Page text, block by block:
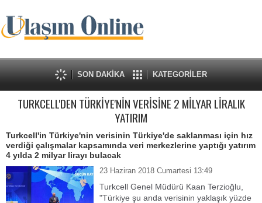
SON DAKİKA KATEGORİLER
TURKCELL'DEN TÜRKİYE'NİN VERİSİNE 2 MİLYAR LİRALIK
YATIRIM
Turkcell'in Türkiye'nin verisinin Türkiye'de saklanması için hız
verdiği çalışmalar kapsamında veri merkezlerine yaptığı yatırım
4 yılda 2 milyar lirayı bulacak
23 Haziran 2018 Cumartesi 13:49
Turkcell Genel Müdürü Kaan Terzioğlu,
"Türkiye şu anda verisinin yaklaşık yüzde